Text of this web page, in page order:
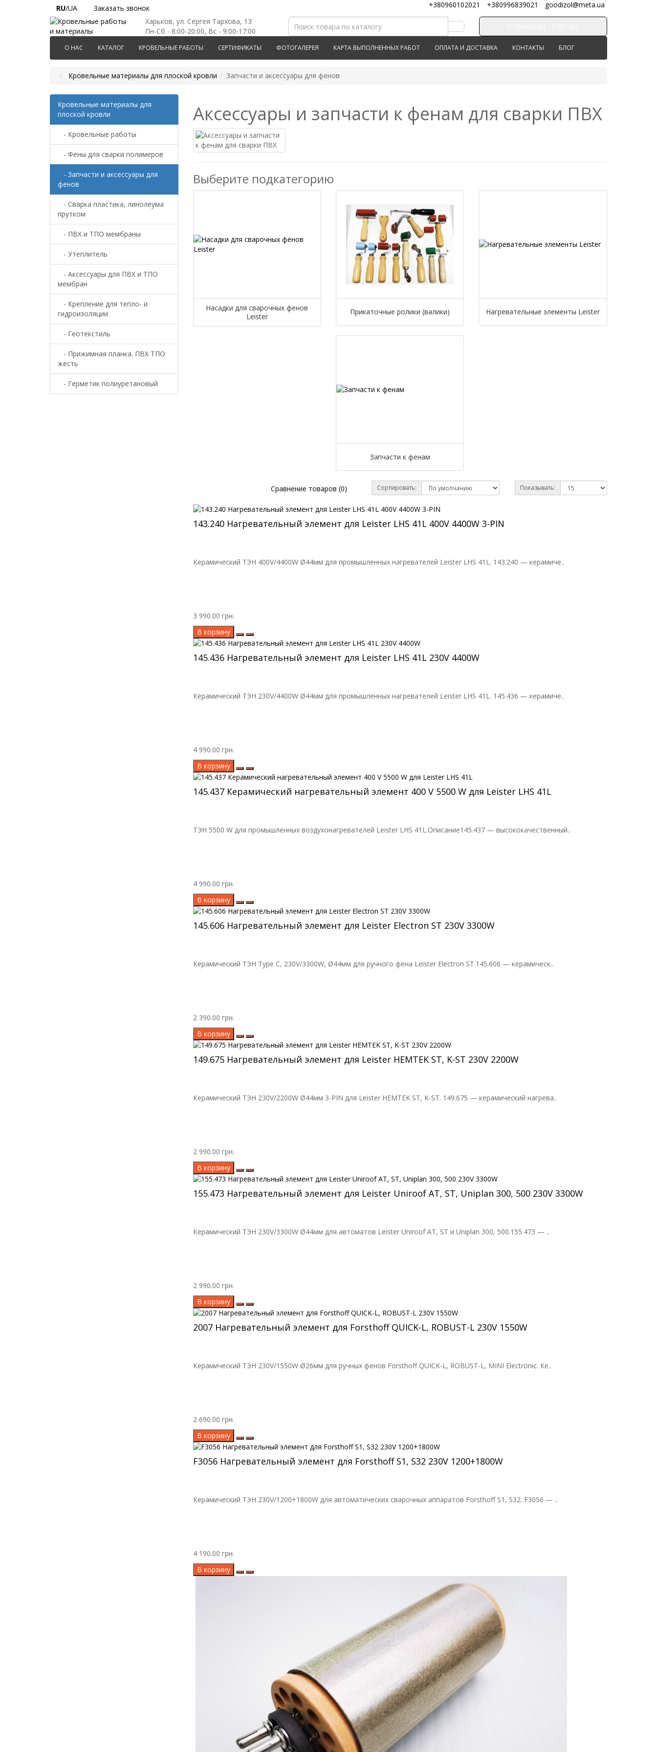
RU/UA Заказать звонок +380960102021 +380996839021
goodizol@meta.ua
Харьков, ул. Сергея Тархова, 13
Пн-Сб - 8:00-20:00, Вс - 9:00-17:00
О НАС КАТАЛОГ КРОВЕЛЬНЫЕ РАБОТЫ СЕРТИФИКАТЫ ФОТОГАЛЕРЕЯ КАРТА ВЫПОЛНЕННЫХ РАБОТ ОПЛАТА И ДОСТАВКА КОНТАКТЫ БЛОГ
Кровельные материалы для плоской кровли Запчасти и аксессуары для фенов
Кровельные материалы для
плоской кровли
- Кровельные работы
- Фены для сварки полимеров
- Запчасти и аксессуары для
фенов
- Сварка пластика, линолеума
прутком
- ПВХ и ТПО мембраны
- Утеплитель
- Аксессуары для ПВХ и ТПО
мембран
- Крепление для тепло- и
гидроизоляции
- Геотекстиль
- Прижимная планка. ПВХ ТПО
жесть
- Герметик полиуретановый
Аксессуары и запчасти к фенам для сварки ПВХ
Выберите подкатегорию
Насадки для сварочных фенов
Leister
Прикаточные ролики (валики) Нагревательные элементы Leister
Запчасти к фенам
Сравнение товаров (0) Сортировать: Показывать:
143.240 Нагревательный элемент для Leister LHS 41L 400V 4400W 3-PIN
Керамический ТЭН 400V/4400W Ø44мм для промышленных нагревателей Leister LHS 41L. 143.240 — керамиче..
3 990.00 грн.
В корзину
145.436 Нагревательный элемент для Leister LHS 41L 230V 4400W
Керамический ТЭН 230V/4400W Ø44мм для промышленных нагревателей Leister LHS 41L. 145.436 — керамиче..
4 990.00 грн.
В корзину
145.437 Керамический нагревательный элемент 400 V 5500 W для Leister LHS 41L
ТЭН 5500 W для промышленных воздухонагревателей Leister LHS 41L.Описание145.437 — высококачественный..
4 990.00 грн.
В корзину
145.606 Нагревательный элемент для Leister Electron ST 230V 3300W
Керамический ТЭН Type C, 230V/3300W, Ø44мм для ручного фена Leister Electron ST.145.606 — керамическ..
2 390.00 грн.
В корзину
149.675 Нагревательный элемент для Leister HEMTEK ST, K-ST 230V 2200W
Керамический ТЭН 230V/2200W Ø44мм 3-PIN для Leister HEMTEK ST, K-ST. 149.675 — керамический нагрева..
2 990.00 грн.
В корзину
155.473 Нагревательный элемент для Leister Uniroof AT, ST, Uniplan 300, 500 230V 3300W
Керамический ТЭН 230V/3300W Ø44мм для автоматов Leister Uniroof AT, ST и Uniplan 300, 500.155.473 — ..
2 990.00 грн.
В корзину
2007 Нагревательный элемент для Forsthoff QUICK-L, ROBUST-L 230V 1550W
Керамический ТЭН 230V/1550W Ø26мм для ручных фенов Forsthoff QUICK-L, ROBUST-L, MINI Electronic. Ке..
2 690.00 грн.
В корзину
F3056 Нагревательный элемент для Forsthoff S1, S32 230V 1200+1800W
Керамический ТЭН 230V/1200+1800W для автоматических сварочных аппаратов Forsthoff S1, S32. F3056 — ..
4 190.00 грн.
В корзину